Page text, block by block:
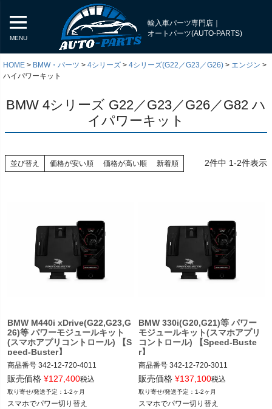
MENU
輸入車パーツ専門店｜
オートパーツ(AUTO-PARTS)
HOME BMW・パーツ 4シリーズ 4シリーズ(G22／G23／G26)
エンジン
ハイパワーキット
BMW 4シリーズ G22／G23／G26／G82 ハ
イパワーキット
並び替え 価格が安い順 価格が高い順 新着順 2件中 1-2件表示
BMW M440i xDrive(G22,G23,G
26)等 パワーモジュールキット
(スマホアプリコントロール) 【S
peed-Buster】
商品番号 342-12-720-4011
342_12_720_4011
12BMR"342.12.720.4011"
販売価格 ¥127,400税込
1-2ヶ月
スマホでパワー切り替え
BMW 330i(G20,G21)等 パワー
モジュールキット(スマホアプリ
コントロール) 【Speed-Buste
r】
商品番号 342-12-720-3011
342_12_720_3011
12BMR"342.12.720.3011"
販売価格 ¥137,100税込
1-2ヶ月
スマホでパワー切り替え